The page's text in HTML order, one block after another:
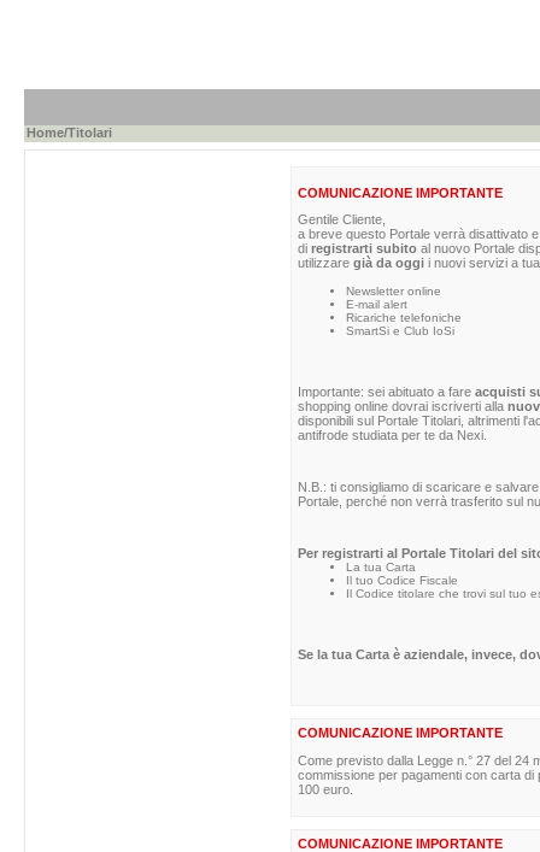
Home/Titolari
COMUNICAZIONE IMPORTANTE
Gentile Cliente,
a breve questo Portale verrà disattivato
diregistrarti subitoal nuovo Portale
utilizzare già da oggii nuovi servizi a
Newsletter online
E-mail alert
Ricariche telefoniche
SmartSi e Club IoSi
Importante: sei abituato a fare acquisti
shopping online dovrai iscriverti alla
disponibili sul Portale Titolari, altrimenti
antifrode studiata per te da Nexi.
N.B.: ti consigliamo di scaricare e
Portale, perché non verrà trasferito sul
Per registrarti al Portale Titolari del
La tua Carta
Il tuo Codice Fiscale
Il Codice titolare che trovi sul tuo
Se la tua Carta è aziendale, invece,
COMUNICAZIONE IMPORTANTE
Come previsto dalla Legge n.° 27 del 24
commissione per pagamenti con carta
100 euro.
COMUNICAZIONE IMPORTANTE